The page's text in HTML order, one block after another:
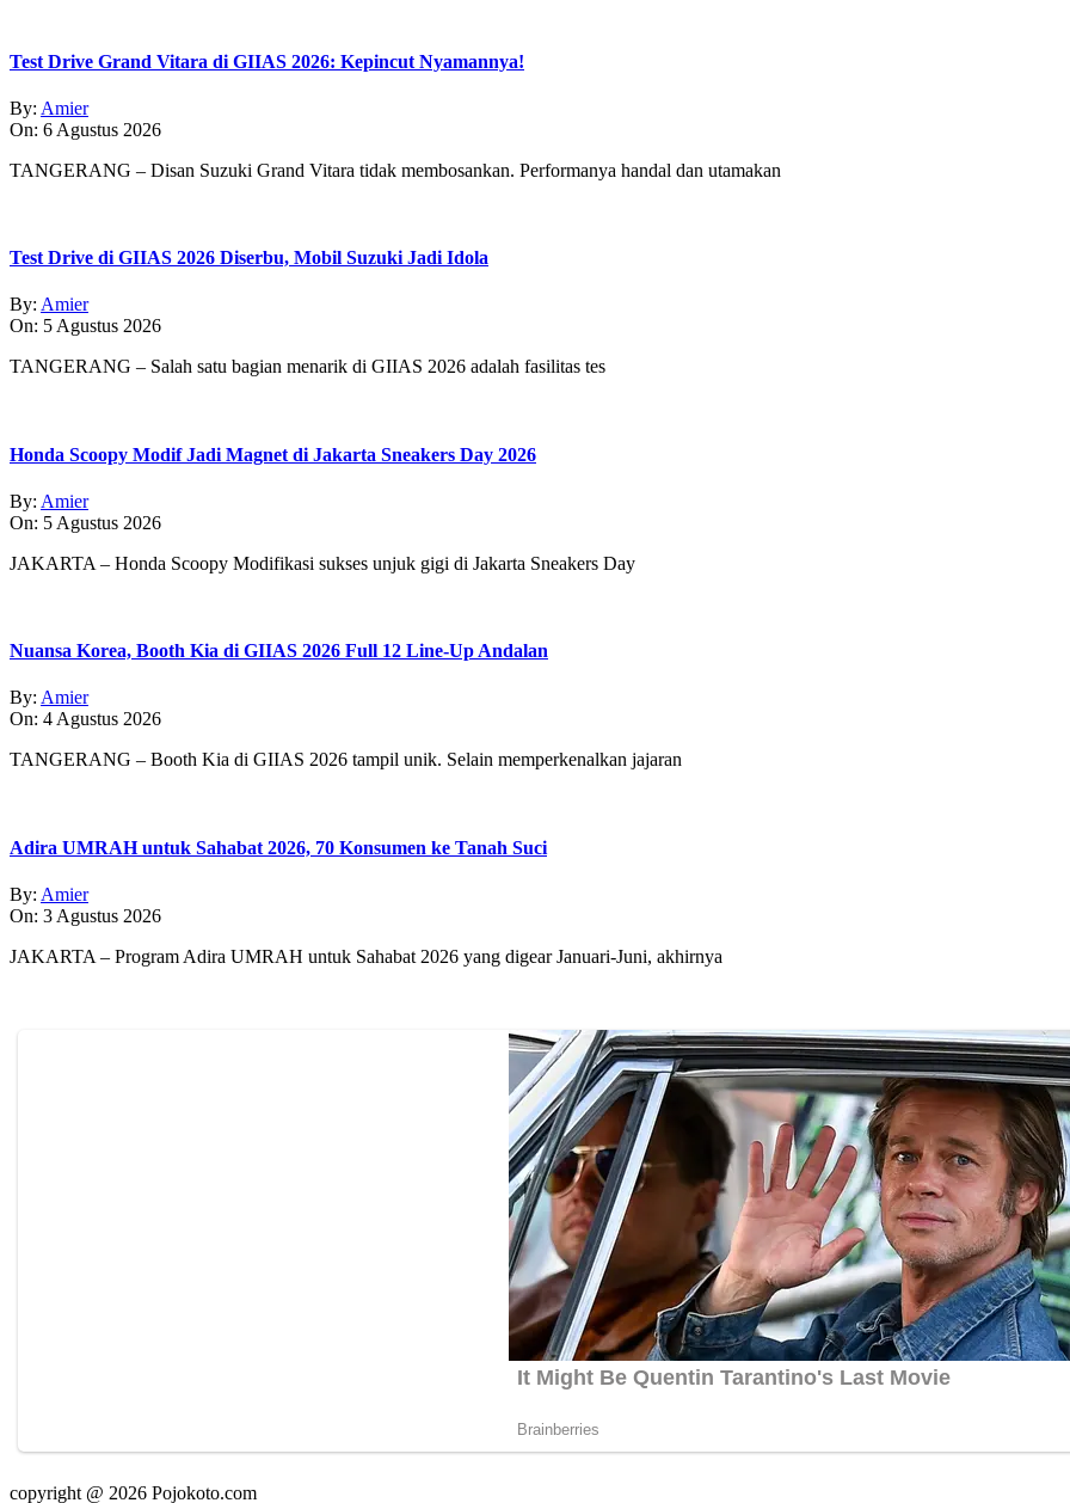
Test Drive Grand Vitara di GIIAS 2026: Kepincut Nyamannya!
By: Amier
On: 6 Agustus 2026
TANGERANG – Disan Suzuki Grand Vitara tidak membosankan. Performanya handal dan utamakan
Test Drive di GIIAS 2026 Diserbu, Mobil Suzuki Jadi Idola
By: Amier
On: 5 Agustus 2026
TANGERANG – Salah satu bagian menarik di GIIAS 2026 adalah fasilitas tes
Honda Scoopy Modif Jadi Magnet di Jakarta Sneakers Day 2026
By: Amier
On: 5 Agustus 2026
JAKARTA – Honda Scoopy Modifikasi sukses unjuk gigi di Jakarta Sneakers Day
Nuansa Korea, Booth Kia di GIIAS 2026 Full 12 Line-Up Andalan
By: Amier
On: 4 Agustus 2026
TANGERANG – Booth Kia di GIIAS 2026 tampil unik. Selain memperkenalkan jajaran
Adira UMRAH untuk Sahabat 2026, 70 Konsumen ke Tanah Suci
By: Amier
On: 3 Agustus 2026
JAKARTA – Program Adira UMRAH untuk Sahabat 2026 yang digear Januari-Juni, akhirnya
copyright @ 2026 Pojokoto.com